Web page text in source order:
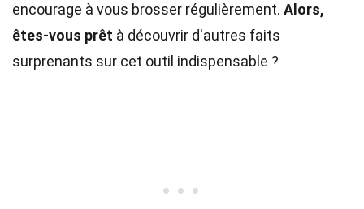
encourage à vous brosser régulièrement. Alors,
êtes-vous prêt à découvrir d'autres faits
surprenants sur cet outil indispensable ?